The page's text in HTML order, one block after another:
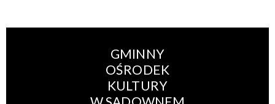
GMINNY
OŚRODEK
KULTURY